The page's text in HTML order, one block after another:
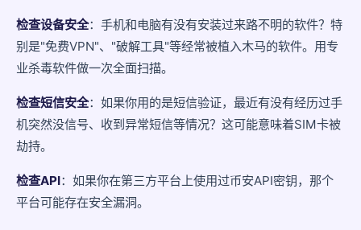
检查设备安全：手机和电脑有没有安装过来路不明的软件？特
别是"免费VPN"、"破解工具"等经常被植入木马的软件。用专
业杀毒软件做一次全面扫描。
检查短信安全：如果你用的是短信验证，最近有没有经历过手
机突然没信号、收到异常短信等情况？这可能意味着SIM卡被
劫持。
检查API：如果你在第三方平台上使用过币安API密钥，那个
平台可能存在安全漏洞。